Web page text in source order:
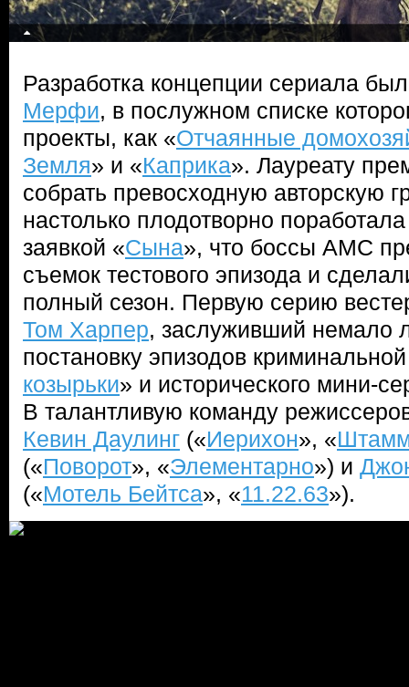
Разработка концепции сериала
Мерфи, в послужном списке
проекты, как «Отчаянные
Земля» и «Каприка». Лауреату
собрать превосходную авторскую
настолько плодотворно
заявкой «Сына», что боссы AMC
съемок тестового эпизода и
полный сезон. Первую серию
Том Харпер, заслуживший немало
постановку эпизодов
козырьки» и исторического мини-
В талантливую команду
Кевин Даулинг («Иерихон», «
(«Поворот», «Элементарно») и
(«Мотель Бейтса», «11.22.63»).